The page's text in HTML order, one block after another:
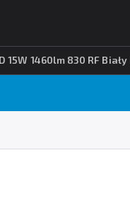
15W 1460lm 830 RF Biały